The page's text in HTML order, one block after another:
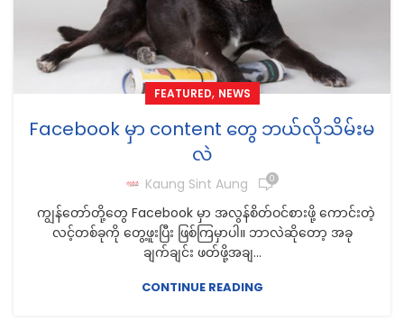
FEATURED, NEWS
Facebook မှာ content တွေ ဘယ်လိုသိမ်းမ
လဲ
Kaung Sint Aung 0
ကျွန်တော်တို့တွေ Facebook မှာ အလွန်စိတ်ဝင်စားဖို့ ကောင်းတဲ့
လင့်တစ်ခုကို တွေ့ဖူးပြီး ဖြစ်ကြမှာပါ။ ဘာလဲဆိုတော့ အခု
ချက်ချင်း ဖတ်ဖို့အချ...
CONTINUE READING